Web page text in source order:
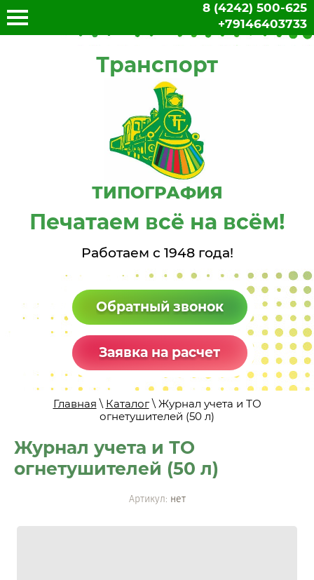
8 (4242) 500-625
+79146403733
Транспорт
ТИПОГРАФИЯ
Печатаем всё на всём!
Работаем с 1948 года!
Обратный звонок
Заявка на расчет
Главная \ Каталог\ Журнал учета и ТО
огнетушителей (50 л)
Журнал учета и ТО
огнетушителей (50 л)
Артикул: нет